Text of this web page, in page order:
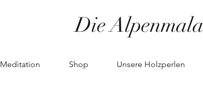
Die Alpenmala
Meditation Shop Unsere Holzperlen